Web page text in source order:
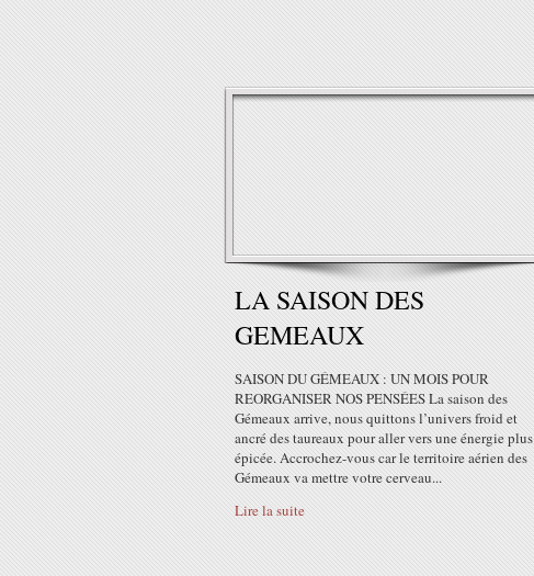
LA SAISON DES
GEMEAUX
SAISON DU GÉMEAUX : UN MOIS POUR
REORGANISER NOS PENSÉES La saison des
Gémeaux arrive, nous quittons l’univers froid et
ancré des taureaux pour aller vers une énergie plus
épicée. Accrochez-vous car le territoire aérien des
Gémeaux va mettre votre cerveau...
Lire la suite